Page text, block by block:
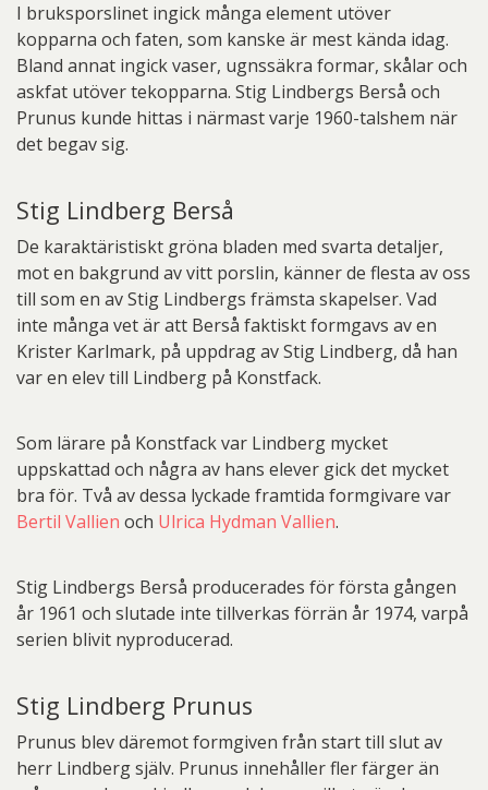
I bruksporslinet ingick många element utöver
kopparna och faten, som kanske är mest kända idag.
Bland annat ingick vaser, ugnssäkra formar, skålar och
askfat utöver tekopparna. Stig Lindbergs Berså och
Prunus kunde hittas i närmast varje 1960-talshem när
det begav sig.
Stig Lindberg Berså
De karaktäristiskt gröna bladen med svarta detaljer,
mot en bakgrund av vitt porslin, känner de flesta av oss
till som en av Stig Lindbergs främsta skapelser. Vad
inte många vet är att Berså faktiskt formgavs av en
Krister Karlmark, på uppdrag av Stig Lindberg, då han
var en elev till Lindberg på Konstfack.
Som lärare på Konstfack var Lindberg mycket
uppskattad och några av hans elever gick det mycket
bra för. Två av dessa lyckade framtida formgivare var
Bertil Vallien och Ulrica Hydman Vallien.
Stig Lindbergs Berså producerades för första gången
år 1961 och slutade inte tillverkas förrän år 1974, varpå
serien blivit nyproducerad.
Stig Lindberg Prunus
Prunus blev däremot formgiven från start till slut av
herr Lindberg själv. Prunus innehåller fler färger än